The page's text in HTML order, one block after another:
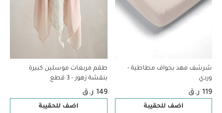
شرشف مهد بحواف مطاطية -
وردي
119 ر.ق
اضف للحقيبة
طقم مربعات موسلين كبيرة
بنقشة زهور - 3 قطع
149 ر.ق
اضف للحقيبة